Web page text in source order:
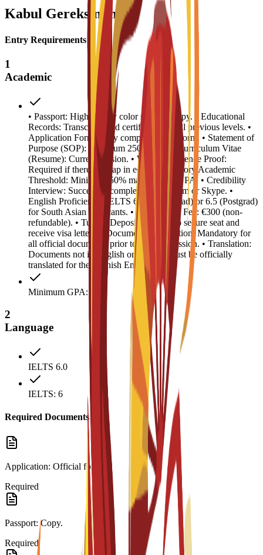
Kabul Gereksinimleri
Entry Requirements
1
Academic
• Passport: High-quality color scanned copy. • Educational
Records: Transcripts and certificates for all previous levels. •
Application Form: Fully completed C3S form. • Statement of
Purpose (SOP): Minimum 250 words. • Curriculum Vitae
(Resume): Current version. • Work Experience Proof:
Required if there is a gap in education history.Academic
Threshold: Minimum 50% marks or 2.5 GPA. • Credibility
Interview: Successful completion via Zoom or Skype. •
English Proficiency: IELTS 6.0 (Undergrad) or 6.5 (Postgrad)
for South Asian applicants. • Registration Fee: €300 (non-
refundable). • Tuition Deposit: €4,500 (to secure seat and
receive visa letter). • Document Legalization: Mandatory for
all official documents prior to visa submission. • Translation:
Documents not in English or Spanish must be officially
translated for the Spanish Embassy.
Minimum GPA: 2.5
2
Language
IELTS 6.0
IELTS: 6
Required Documents
Application: Official form.
Required
Passport: Copy.
Required